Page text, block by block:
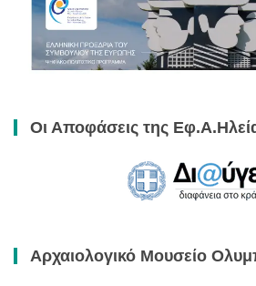
Οι Αποφάσεις της
Αρχαιολογικό Μουσείο